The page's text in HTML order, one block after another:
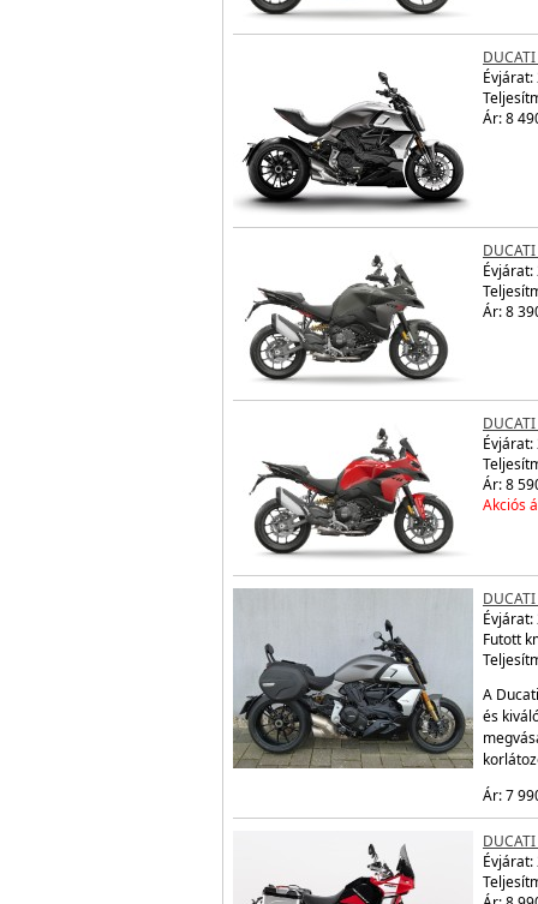
Évjárat:
Ár: 8
Évjárat:
Ár: 8
Évjárat:
Ár: 8
Akciós
Évjárat:
Futott
A
és
Ár: 7
DUCATI
Évjárat: